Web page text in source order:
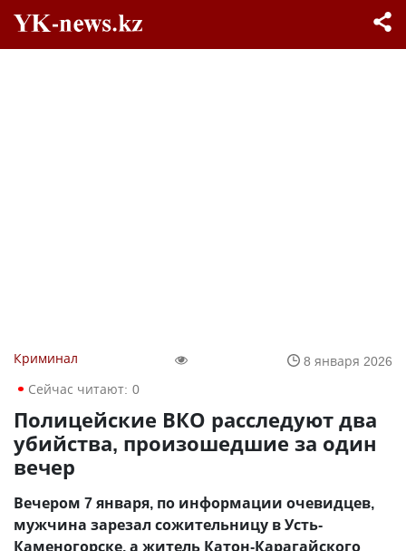
Криминал
8 января 2026
Сейчас читают: 0
Полицейские ВКО расследуют два
убийства, произошедшие за один
вечер
Вечером 7 января, по информации очевидцев,
мужчина зарезал сожительницу в Усть-
Каменогорске, а житель Катон-Карагайского